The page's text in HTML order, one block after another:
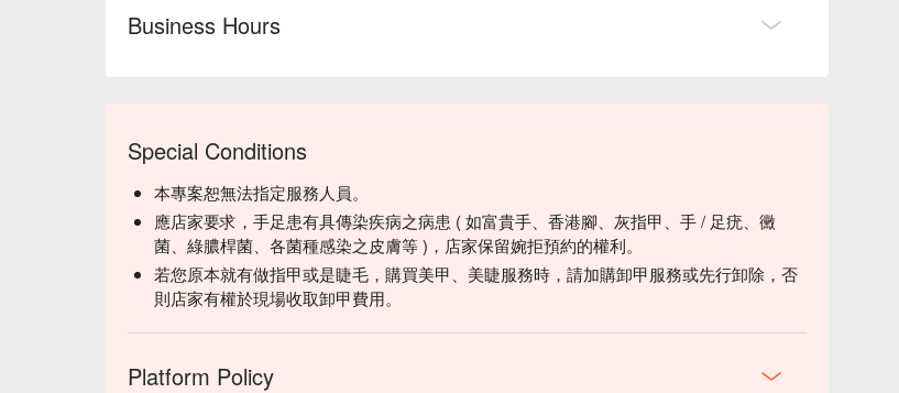
Business Hours
Special Conditions
本專案恕無法指定服務人員。
應店家要求，手足患有具傳染疾病之病患 ( 如富貴手、香港腳、灰指甲、手 / 足疣、黴
菌、綠膿桿菌、各菌種感染之皮膚等 )，店家保留婉拒預約的權利。
若您原本就有做指甲或是睫毛，購買美甲、美睫服務時，請加購卸甲服務或先行卸除，否
則店家有權於現場收取卸甲費用。
Platform Policy